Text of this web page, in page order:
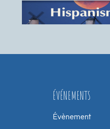
ÉVÉNEMENTS
Évènement